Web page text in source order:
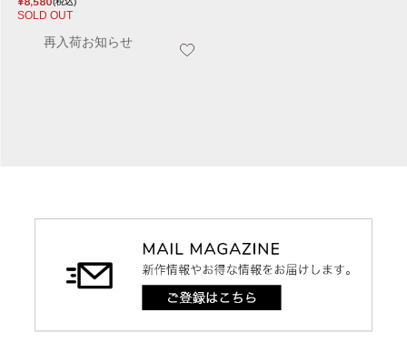
SOLD OUT
再入荷お知らせ